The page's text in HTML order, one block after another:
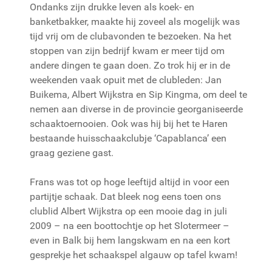
Ondanks zijn drukke leven als koek- en
banketbakker, maakte hij zoveel als mogelijk was
tijd vrij om de clubavonden te bezoeken. Na het
stoppen van zijn bedrijf kwam er meer tijd om
andere dingen te gaan doen. Zo trok hij er in de
weekenden vaak opuit met de clubleden: Jan
Buikema, Albert Wijkstra en Sip Kingma, om deel te
nemen aan diverse in de provincie georganiseerde
schaaktoernooien. Ook was hij bij het te Haren
bestaande huisschaakclubje ‘Capablanca’ een
graag geziene gast.
Frans was tot op hoge leeftijd altijd in voor een
partijtje schaak. Dat bleek nog eens toen ons
clublid Albert Wijkstra op een mooie dag in juli
2009 – na een boottochtje op het Slotermeer –
even in Balk bij hem langskwam en na een kort
gesprekje het schaakspel algauw op tafel kwam!